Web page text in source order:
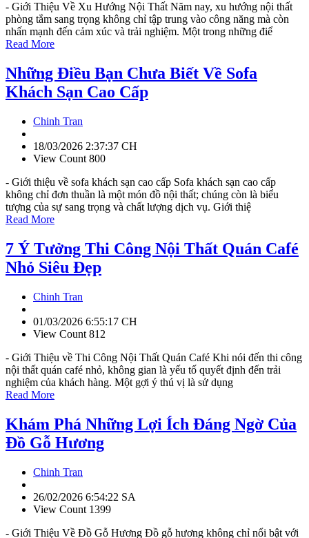
- Giới Thiệu Về Xu Hướng Nội Thất Năm nay, xu hướng nội thất
phòng tắm sang trọng không chỉ tập trung vào công năng mà còn
nhấn mạnh đến cảm xúc và trải nghiệm. Một trong những điể
Read More
Những Điều Bạn Chưa Biết Về Sofa
Khách Sạn Cao Cấp
Chinh Tran
18/03/2026 2:37:37 CH
View Count 800
- Giới thiệu về sofa khách sạn cao cấp Sofa khách sạn cao cấp
không chỉ đơn thuần là một món đồ nội thất; chúng còn là biểu
tượng của sự sang trọng và chất lượng dịch vụ. Giới thiệ
Read More
7 Ý Tưởng Thi Công Nội Thất Quán Café
Nhỏ Siêu Đẹp
Chinh Tran
01/03/2026 6:55:17 CH
View Count 812
- Giới Thiệu về Thi Công Nội Thất Quán Café Khi nói đến thi công
nội thất quán café nhỏ, không gian là yếu tố quyết định đến trải
nghiệm của khách hàng. Một gợi ý thú vị là sử dụng
Read More
Khám Phá Những Lợi Ích Đáng Ngờ Của
Đồ Gỗ Hương
Chinh Tran
26/02/2026 6:54:22 SA
View Count 1399
- Giới Thiệu Về Đồ Gỗ Hương Đồ gỗ hương không chỉ nổi bật với